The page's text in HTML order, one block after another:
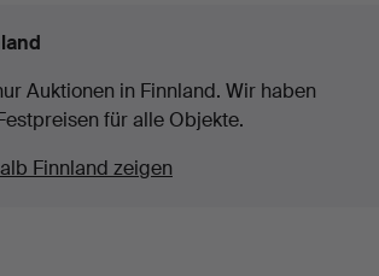
Auktionen in Finnland. Wir haben
für alle Objekte.
Finnland zeigen